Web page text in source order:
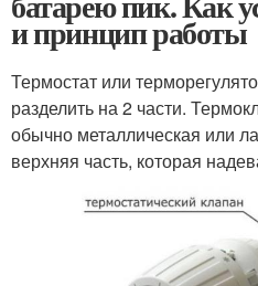
и принцип работы
Термостат или
разделить на 2 части.
обычно металлическая или
верхняя часть, которая